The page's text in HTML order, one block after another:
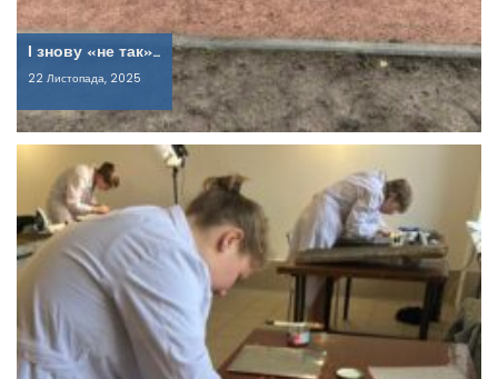
І знову «не так»…
22 Листопада, 2025